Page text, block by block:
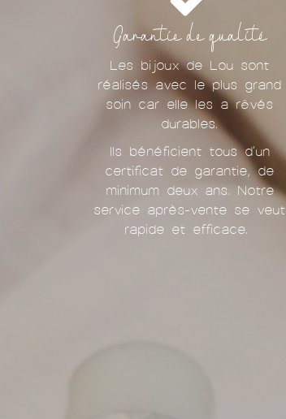
Garantie de qualité
Les bijoux de Lou sont
réalisés avec le plus grand
soin car elle les a rêvés
durables.
Ils bénéficient tous d'un
certificat de garantie, de
minimum deux ans. Notre
service après-vente se veut
rapide et efficace.